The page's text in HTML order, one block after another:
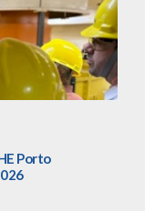
Porto